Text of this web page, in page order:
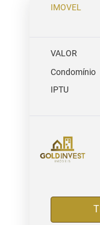
IMOVEL
VALOR
Condomínio
IPTU